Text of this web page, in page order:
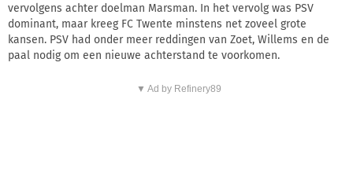
vervolgens achter doelman Marsman. In het vervolg was PSV
dominant, maar kreeg FC Twente minstens net zoveel grote
kansen. PSV had onder meer reddingen van Zoet, Willems en de
paal nodig om een nieuwe achterstand te voorkomen.
▼ Ad by Refinery89